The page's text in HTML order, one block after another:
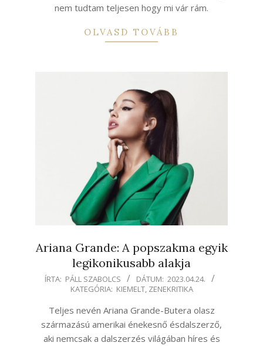
nem tudtam teljesen hogy mi vár rám.
OLVASD TOVÁBB
Ariana Grande: A popszakma egyik
legikonikusabb alakja
2023-
ÍRTA: PÁLL SZABOLCS DÁTUM: 2023.04.24.
KATEGÓRIA: KIEMELT, ZENEKRITIKA
Teljes nevén Ariana Grande-Butera olasz
származású amerikai énekesnő ésdalszerző,
aki nemcsak a dalszerzés világában híres és